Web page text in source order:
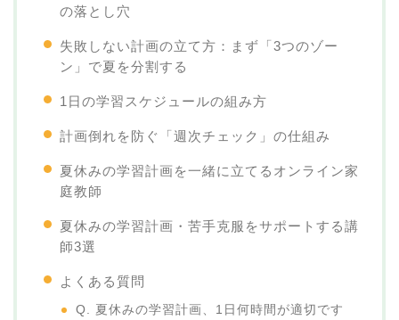
の落とし穴
失敗しない計画の立て方：まず「3つのゾー
ン」で夏を分割する
1日の学習スケジュールの組み方
計画倒れを防ぐ「週次チェック」の仕組み
夏休みの学習計画を一緒に立てるオンライン家
庭教師
夏休みの学習計画・苦手克服をサポートする講
師3選
よくある質問
Q. 夏休みの学習計画、1日何時間が適切です